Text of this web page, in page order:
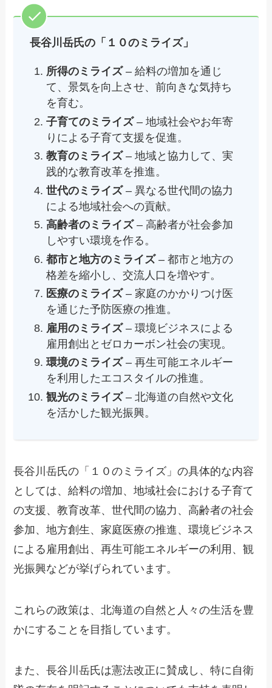
長谷川岳氏の「１０のミライズ」
所得のミライズ– 給料の増加を通じ
て、景気を向上させ、前向きな気持ち
を育む。
子育てのミライズ– 地域社会やお年寄
りによる子育て支援を促進。
教育のミライズ– 地域と協力して、実
践的な教育改革を推進。
世代のミライズ– 異なる世代間の協力
による地域社会への貢献。
高齢者のミライズ– 高齢者が社会参加
しやすい環境を作る。
都市と地方のミライズ– 都市と地方の
格差を縮小し、交流人口を増やす。
医療のミライズ– 家庭のかかりつけ医
を通じた予防医療の推進。
雇用のミライズ– 環境ビジネスによる
雇用創出とゼロカーボン社会の実現。
環境のミライズ– 再生可能エネルギー
を利用したエコスタイルの推進。
観光のミライズ– 北海道の自然や文化
を活かした観光振興。
長谷川岳氏の「１０のミライズ」の具体的な内容
としては、給料の増加、地域社会における子育て
の支援、教育改革、世代間の協力、高齢者の社会
参加、地方創生、家庭医療の推進、環境ビジネス
による雇用創出、再生可能エネルギーの利用、観
光振興などが挙げられています。
これらの政策は、北海道の自然と人々の生活を豊
かにすることを目指しています。
また、長谷川岳氏は憲法改正に賛成し、特に自衛